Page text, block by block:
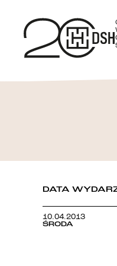
DATA
10.04.2013
ŚRODA